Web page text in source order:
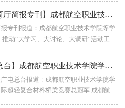
试网 6.四川职教网 7.新浪网 8.四川...
【四川省教育厅简报专刊】成都航空职业技术学院等学校加强督促指导 推动工作落实（专刊第14期）
专刊报道：成都航空职业技术学院等学
推动“大学习、大讨论、大调研”活动工作
第14期） [教育厅办公室] [手机版...
【中央广电总台】成都航空职业技术学院学子第三次夺得国际超轻复合材料桥梁竞赛总冠军
电总台报道：成都航空职业技术学院学
轻复合材料桥梁竞赛总冠军 成都航空